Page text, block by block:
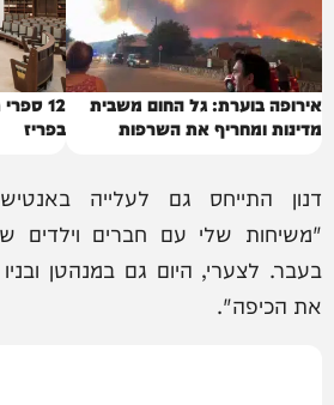
אירופה בוערת: גל החום משבית
מדינות ומחריף את השרפות
12
בפריז
דנון התייחס גם לעלייה
"משיחות שלי עם חברים וילדים
בעבר. לצערי, היום גם במנהטן
את הכיפה".